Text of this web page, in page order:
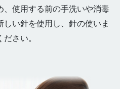
、使用する前の手洗いや消毒
い針を使用し、針の使いま
さい。